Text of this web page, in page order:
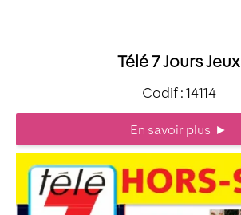
Télé 7 Jours Jeux
Codif : 14114
En savoir plus ►